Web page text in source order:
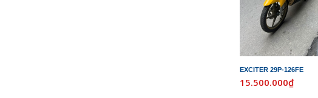
EXCITER 29P-126FE
15.500.000₫